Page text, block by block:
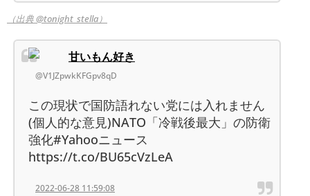
（出典 @tonight_stella）
甘いもん好き
@V1JZpwkKFGpv8qD
この現状で国防語れない党には入れません
(個人的な意見)NATO「冷戦後最大」の防衛
強化#Yahooニュース
https://t.co/BU65cVzLeA
2022-06-28 11:59:08